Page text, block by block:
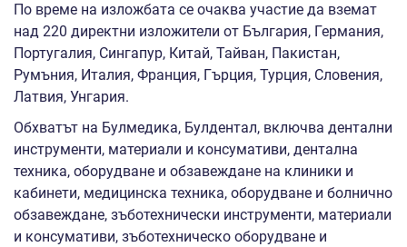
По време на изложбата се очаква участие да вземат
над 220 директни изложители от България, Германия,
Португалия, Сингапур, Китай, Тайван, Пакистан,
Румъния, Италия, Франция, Гърция, Турция, Словения,
Латвия, Унгария.
Обхватът на Булмедика, Булдентал, включва дентални
инструменти, материали и консумативи, дентална
техника, оборудване и обзавеждане на клиники и
кабинети, медицинска техника, оборудване и болнично
обзавеждане, зъботехнически инструменти, материали
и консумативи, зъботехническо оборудване и